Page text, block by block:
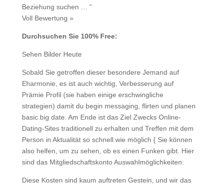
Beziehung suchen … “
Voll Bewertung »
Durchsuchen Sie 100% Free:
Sehen Bilder Heute
Sobald Sie getroffen dieser besondere Jemand auf
Eharmonie, es ist auch wichtig, Verbesserung auf
Prämie Profil (sie haben einige erschwingliche
strategien) damit du begin messaging, flirten und planen
basic big date. Am Ende ist das Ziel Zwecks Online-
Dating-Sites traditionell zu erhalten und Treffen mit dem
Person in Aktualität so schnell wie möglich { Sie können
also helfen, um zu sehen, ob es einen Funken gibt. Hier
sind das Mitgliedschaftskonto Auswahlmöglichkeiten:
Diese Kosten sind kaum auftreten Gestein, und wir das